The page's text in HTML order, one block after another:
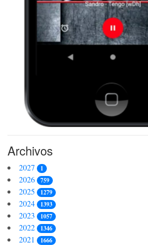
Archivos
2027 1
2026 759
2025 1279
2024 1393
2023 1057
2022 1346
2021 1666